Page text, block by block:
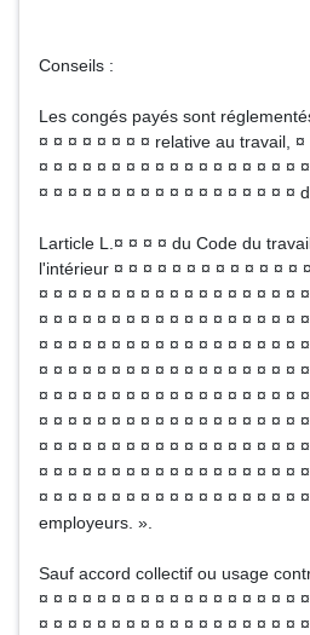
Conseils :
Les congés payés sont
¤ ¤ ¤ ¤ ¤ ¤ ¤ ¤ relative au travail,
¤ ¤ ¤ ¤ ¤ ¤ ¤ ¤ ¤ ¤ ¤ ¤ ¤ ¤ ¤ ¤ ¤ ¤
¤ ¤ ¤ ¤ ¤ ¤ ¤ ¤ ¤ ¤ ¤ ¤ ¤ ¤ ¤ ¤ ¤ ¤
Larticle L.¤ ¤ ¤ ¤ du Code du
l'intérieur ¤ ¤ ¤ ¤ ¤ ¤ ¤ ¤ ¤ ¤ ¤ ¤ ¤
¤ ¤ ¤ ¤ ¤ ¤ ¤ ¤ ¤ ¤ ¤ ¤ ¤ ¤ ¤ ¤ ¤ ¤
¤ ¤ ¤ ¤ ¤ ¤ ¤ ¤ ¤ ¤ ¤ ¤ ¤ ¤ ¤ ¤ ¤ ¤
¤ ¤ ¤ ¤ ¤ ¤ ¤ ¤ ¤ ¤ ¤ ¤ ¤ ¤ ¤ ¤ ¤ ¤
¤ ¤ ¤ ¤ ¤ ¤ ¤ ¤ ¤ ¤ ¤ ¤ ¤ ¤ ¤ ¤ ¤ ¤
¤ ¤ ¤ ¤ ¤ ¤ ¤ ¤ ¤ ¤ ¤ ¤ ¤ ¤ ¤ ¤ ¤ ¤
¤ ¤ ¤ ¤ ¤ ¤ ¤ ¤ ¤ ¤ ¤ ¤ ¤ ¤ ¤ ¤ ¤ ¤
¤ ¤ ¤ ¤ ¤ ¤ ¤ ¤ ¤ ¤ ¤ ¤ ¤ ¤ ¤ ¤ ¤ ¤
¤ ¤ ¤ ¤ ¤ ¤ ¤ ¤ ¤ ¤ ¤ ¤ ¤ ¤ ¤ ¤ ¤ ¤
¤ ¤ ¤ ¤ ¤ ¤ ¤ ¤ ¤ ¤ ¤ ¤ ¤ ¤ ¤ ¤ ¤ ¤
employeurs. ».
Sauf accord collectif ou usage
¤ ¤ ¤ ¤ ¤ ¤ ¤ ¤ ¤ ¤ ¤ ¤ ¤ ¤ ¤ ¤ ¤ ¤
¤ ¤ ¤ ¤ ¤ ¤ ¤ ¤ ¤ ¤ ¤ ¤ ¤ ¤ ¤ ¤ ¤ ¤